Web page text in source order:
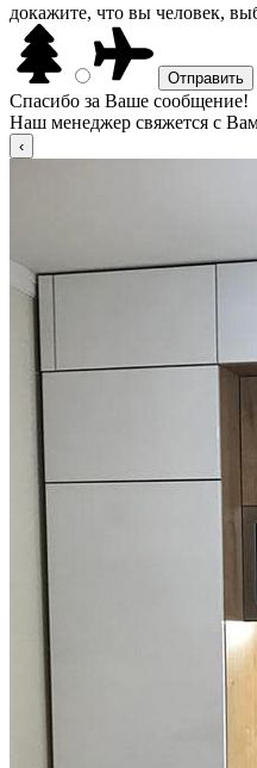
докажите, что вы человек,
Спасибо за Ваше сообщение!
Наш менеджер свяжется с